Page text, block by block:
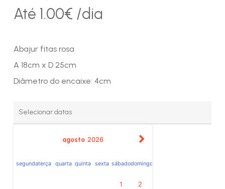
Até 1.00€ /dia
Abajur fitas rosa
A 18cm x D 25cm
Diâmetro do encaixe: 4cm
agosto 2026
segundaterça quarta quinta sexta sábadodomingo
1 2